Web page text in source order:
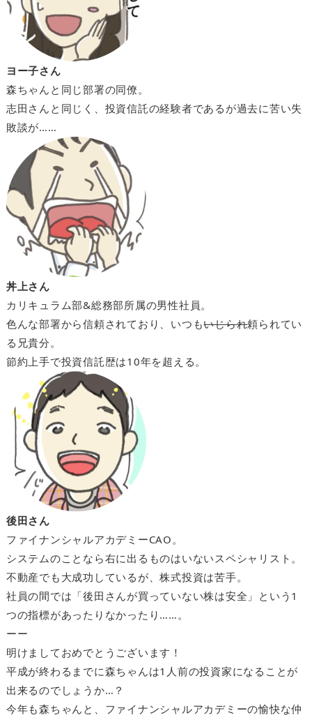
ヨー子さん
森ちゃんと同じ部署の同僚。
志田さんと同じく、投資信託の経験者であるが過去に苦い失
敗談が……
丼上さん
カリキュラム部&総務部所属の男性社員。
色んな部署から信頼されており、いつもいじられ頼られてい
る兄貴分。
節約上手で投資信託歴は10年を超える。
後田さん
ファイナンシャルアカデミーCAO。
システムのことなら右に出るものはいないスペシャリスト。
不動産でも大成功しているが、株式投資は苦手。
社員の間では「後田さんが買っていない株は安全」という1
つの指標があったりなかったり……。
ーー
明けましておめでとうございます！
平成が終わるまでに森ちゃんは1人前の投資家になることが
出来るのでしょうか…？
今年も森ちゃんと、ファイナンシャルアカデミーの愉快な仲